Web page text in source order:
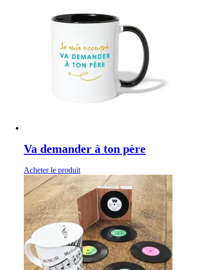
Va demander à ton père
Acheter le produit